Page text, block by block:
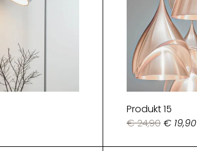
Produkt 15
€ 24,90 € 19,90